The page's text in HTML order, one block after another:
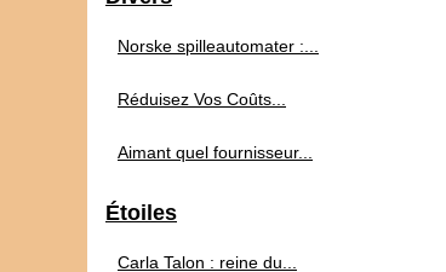
Norske spilleautomater :...
Réduisez Vos Coûts...
Aimant quel fournisseur...
Étoiles
Carla Talon : reine du...